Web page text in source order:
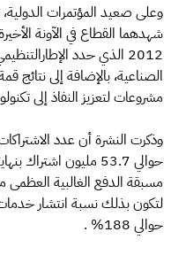
وعلى صعيد المؤتمرات
شهدهما القطاع في الآونة
2012 الذي حدد
الصناعية، بالإضافة إلى نتائج
مشروعات لتعزيز النفاذ إلى
وذكرت النشرة أن عدد
لتكون بذلك نسبة انتشار
حوالي 188% .